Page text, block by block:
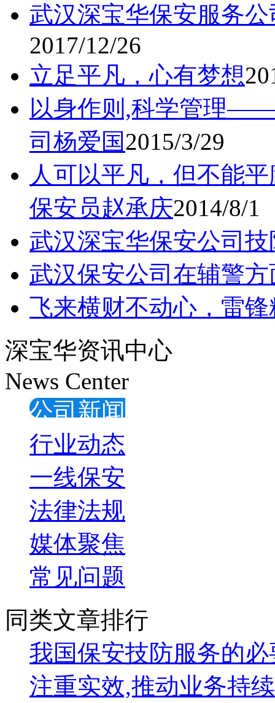
武汉深宝华保安服务
2017/12/26
立足平凡，心有梦想
以身作则,科学管理——
司杨爱国2015/3/29
人可以平凡，但不能
保安员赵承庆2014/8/1
武汉深宝华保安公司
武汉保安公司在辅警
飞来横财不动心，雷
深宝华资讯中心
News Center
公司新闻
行业动态
一线保安
法律法规
媒体聚焦
常见问题
同类文章排行
我国保安技防服务的
注重实效,推动业务持